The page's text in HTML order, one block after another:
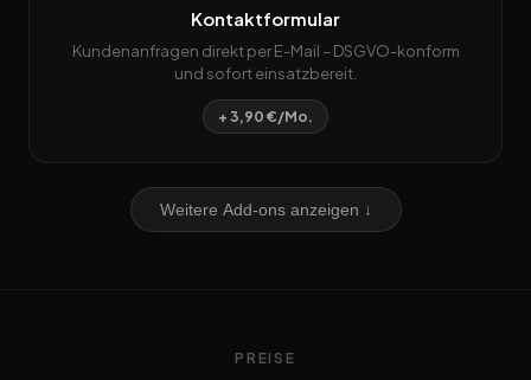
Kontaktformular
Kundenanfragen direkt per E-Mail – DSGVO-konform
und sofort einsatzbereit.
+ 3,90 €/Mo.
Weitere Add-ons anzeigen ↓
PREISE